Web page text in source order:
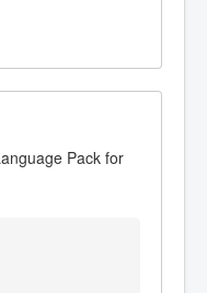
Pack for